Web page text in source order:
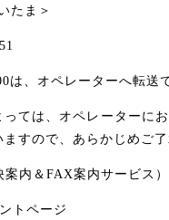
たま＞
は、オペレーターへ転送
っては、オペレーターに
すので、あらかじめご了
案内＆FAX案内サービス）
トページ